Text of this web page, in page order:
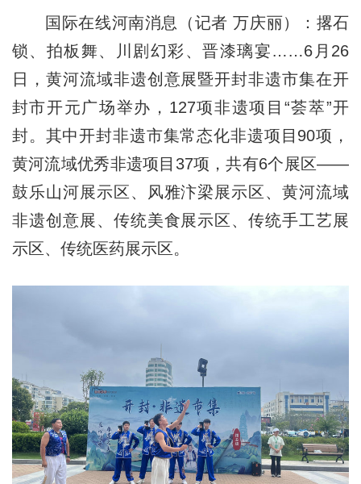
国际在线河南消息（记者 万庆丽）：撂石
锁、拍板舞、川剧幻彩、晋漆璃宴……6月26
日，黄河流域非遗创意展暨开封非遗市集在开
封市开元广场举办，127项非遗项目“荟萃”开
封。其中开封非遗市集常态化非遗项目90项，
黄河流域优秀非遗项目37项，共有6个展区——
鼓乐山河展示区、风雅汴梁展示区、黄河流域
非遗创意展、传统美食展示区、传统手工艺展
示区、传统医药展示区。